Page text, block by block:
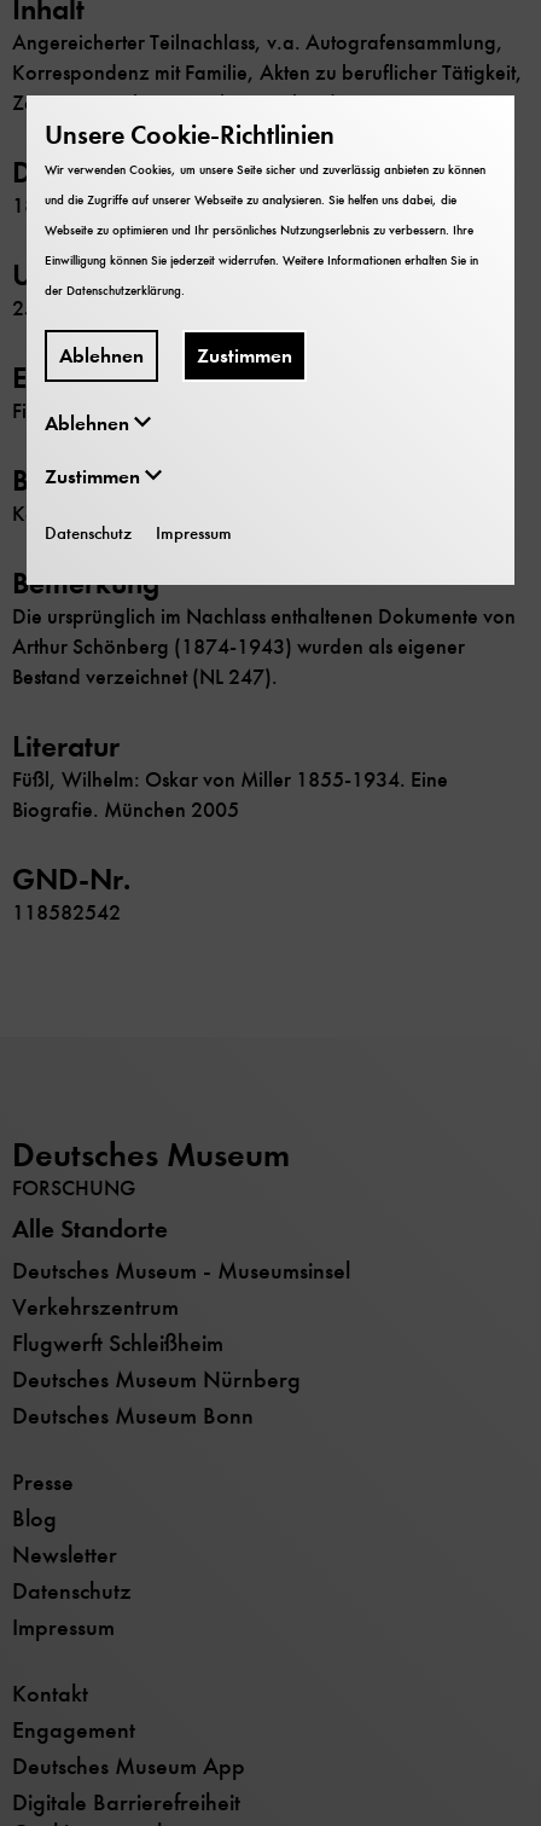
Inhalt
Angereicherter Teilnachlass, v.a. Autografensammlung,
Korrespondenz mit Familie, Akten zu beruflicher Tätigkeit,
Zeitungsausschnittsammlung, Urkunden
Datierung
1852-1991
Umfang
25 Schachteln; 4 Planmappen; 2 Großformate
Erschließung
Findbuch
Beschränkung
Keine
Bemerkung
Die ursprünglich im Nachlass enthaltenen Dokumente von
Arthur Schönberg (1874-1943) wurden als eigener
Bestand verzeichnet (NL 247).
Literatur
Füßl, Wilhelm: Oskar von Miller 1855-1934. Eine
Biografie. München 2005
GND-Nr.
118582542
Deutsches Museum
FORSCHUNG
Alle Standorte
Deutsches Museum - Museumsinsel
Verkehrszentrum
Flugwerft Schleißheim
Deutsches Museum Nürnberg
Deutsches Museum Bonn
Presse
Blog
Newsletter
Datenschutz
Impressum
Kontakt
Engagement
Deutsches Museum App
Digitale Barrierefreiheit
Unsere Cookie-Richtlinien
Wir verwenden Cookies, um unsere Seite sicher und zuverlässig anbieten zu können
und die Zugriffe auf unserer Webseite zu analysieren. Sie helfen uns dabei, die
Webseite zu optimieren und Ihr persönliches Nutzungserlebnis zu verbessern. Ihre
Einwilligung können Sie jederzeit widerrufen. Weitere Informationen erhalten Sie in
derDatenschutzerklärung
Ablehnen Zustimmen
Ablehnen
Zustimmen
Datenschutz Impressum